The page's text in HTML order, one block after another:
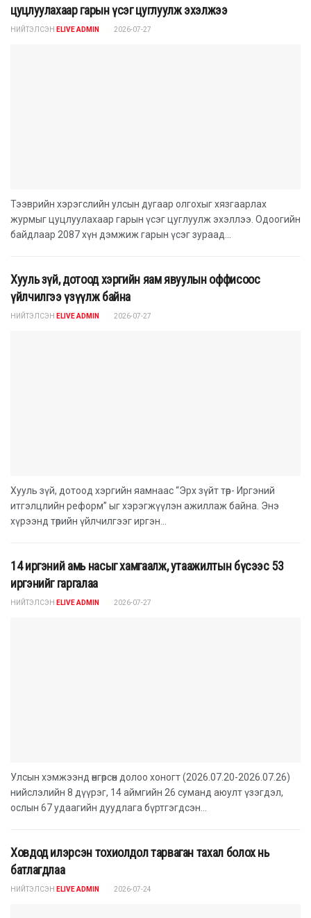
цуцлуулахаар гарын үсэг цуглуулж эхэлжээ
НИЙТЭЛСЭН ELIVE ADMIN 2026-07-27
Тээврийн хэрэгслийн улсын дугаар олгохыг хязгаарлах
журмыг цуцлуулахаар гарын үсэг цуглуулж эхэллээ. Одоогийн
байдлаар 2087 хүн дэмжиж гарын үсэг зураад...
Хууль зүй, дотоод хэргийн яам явуулын оффисоос
үйлчилгээ үзүүлж байна
НИЙТЭЛСЭН ELIVE ADMIN 2026-07-27
Хууль зүй, дотоод хэргийн яамнаас “Эрх зүйт төр- Иргэний
итгэлцлийн реформ” ыг хэрэгжүүлэн ажиллаж байна. Энэ
хүрээнд төрийн үйлчилгээг иргэн...
14 иргэний амь насыг хамгаалж, утаажилтын бүсээс 53
иргэнийг гаргалаа
НИЙТЭЛСЭН ELIVE ADMIN 2026-07-27
Улсын хэмжээнд өнгөрсөн долоо хоногт (2026.07.20-2026.07.26)
нийслэлийн 8 дүүрэг, 14 аймгийн 26 суманд аюулт үзэгдэл,
ослын 67 удаагийн дуудлага бүртгэгдсэн...
Ховдод илэрсэн тохиолдол тарваган тахал болох нь
батлагдлаа
НИЙТЭЛСЭН ELIVE ADMIN 2026-07-24